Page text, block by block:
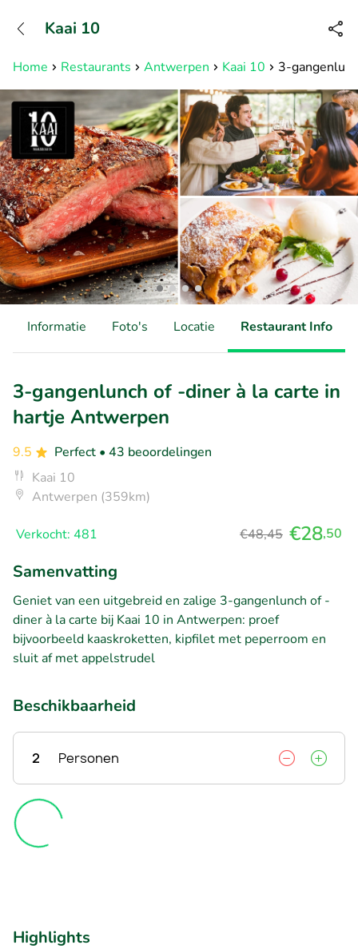
Bereikbaar tot 23:00 uur
Home Restaurants Antwerpen Kaai 10 3-
Kaai 10
Informatie Foto's Locatie Restaurant Info
3-gangenlunch of -diner à la carte in
hartje Antwerpen
9.5 Perfect • 43 beoordelingen
Kaai 10
Antwerpen (359km)
Verkocht: 481 €48,45 €28,50
Samenvatting
Geniet van een uitgebreid en zalige 3-gangenlunch of -
diner à la carte bij Kaai 10 in Antwerpen: proef
bijvoorbeeld kaaskroketten, kipfilet met peperroom en
sluit af met appelstrudel
Beschikbaarheid
2 Personen
Highlights